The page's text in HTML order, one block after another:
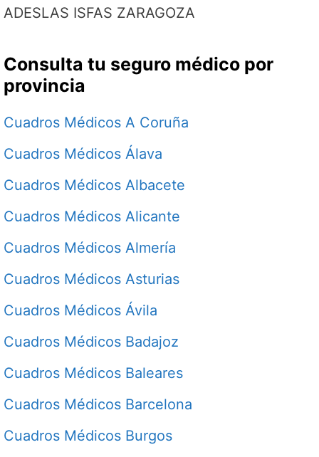
ADESLAS ISFAS ZARAGOZA
Consulta tu seguro médico por
provincia
Cuadros Médicos A Coruña
Cuadros Médicos Álava
Cuadros Médicos Albacete
Cuadros Médicos Alicante
Cuadros Médicos Almería
Cuadros Médicos Asturias
Cuadros Médicos Ávila
Cuadros Médicos Badajoz
Cuadros Médicos Baleares
Cuadros Médicos Barcelona
Cuadros Médicos Burgos